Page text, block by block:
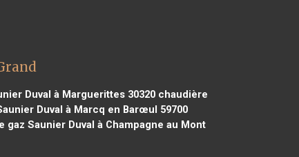
Duval à Marguerittes 30320 chaudière
Duval à Marcq en Barœul 59700
gaz Saunier Duval à Champagne au Mont